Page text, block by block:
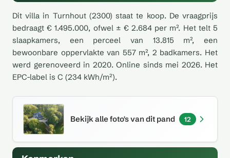
Dit villa in Turnhout (2300) staat te koop. De vraagprijs
bedraagt € 1.495.000, ofwel ± € 2.684 per m². Het telt 5
slaapkamers, een perceel van 13.815 m², een
bewoonbare oppervlakte van 557 m², 2 badkamers. Het
werd gerenoveerd in 2020. Online sinds mei 2026. Het
EPC-label is C (234 kWh/m²).
Bekijk alle foto's van dit pand 12